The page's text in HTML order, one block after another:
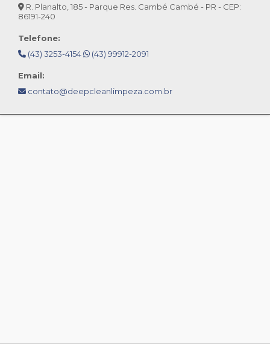
R. Planalto, 185 - Parque Res. Cambé Cambé - PR - CEP:
86191-240
Telefone:
(43) 3253-4154
(43) 99912-2091
Email:
contato@deepcleanlimpeza.com.br